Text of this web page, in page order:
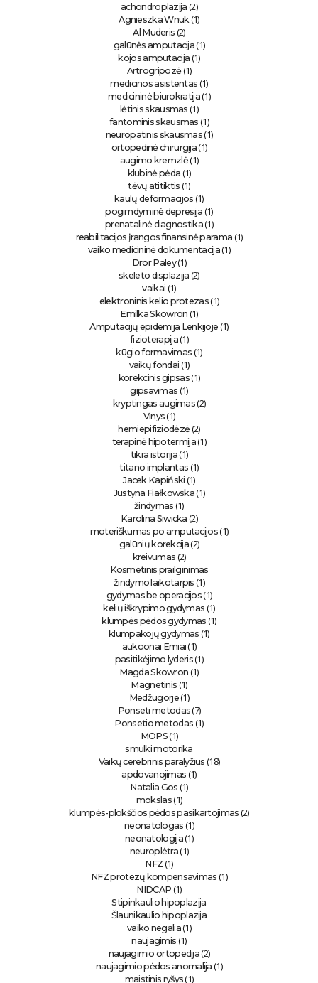
achondroplazija (2)
Agnieszka Wnuk(1)
Al Muderis (2)
galūnės amputacija (1)
kojos amputacija (1)
Artrogripozė(1)
medicinos asistentas (1)
medicininė biurokratija(1)
lėtinis skausmas (1)
fantominis skausmas (1)
neuropatinis skausmas (1)
ortopedinė chirurgija (1)
augimo kremzlė(1)
klubinė pėda (1)
tėvų atitiktis (1)
kaulų deformacijos (1)
pogimdyminė depresija (1)
prenatalinė diagnostika(1)
reabilitacijos įrangos finansinė parama (1)
vaiko medicininė dokumentacija(1)
Dror Paley(1)
skeleto displazija (2)
vaikai (1)
elektroninis kelio protezas(1)
Emilka Skowron (1)
Amputacijų epidemija Lenkijoje (1)
fizioterapija(1)
kūgio formavimas (1)
vaikų fondai (1)
korekcinis gipsas(1)
gipsavimas (1)
kryptingas augimas (2)
Vinys (1)
hemiepifiziodėzė(2)
terapinė hipotermija(1)
tikra istorija (1)
titano implantas (1)
Jacek Kapiński (1)
Justyna Fiałkowska (1)
žindymas (1)
Karolina Siwicka (2)
moteriškumas po amputacijos(1)
galūnių korekcija(2)
kreivumas (2)
Kosmetinis prailginimas
žindymo laikotarpis (1)
gydymas be operacijos (1)
kelių iškrypimo gydymas (1)
klumpės pėdos gydymas (1)
klumpakojų gydymas (1)
aukcionai Emiai (1)
pasitikėjimo lyderis(1)
Magda Skowron (1)
Magnetinis (1)
Medžugorje(1)
Ponseti metodas (7)
Ponsetio metodas (1)
MOPS (1)
smulki motorika
Vaikų cerebrinis paralyžius (18)
apdovanojimas (1)
Natalia Gos (1)
mokslas(1)
klumpės-plokščios pėdos pasikartojimas (2)
neonatologas (1)
neonatologija(1)
neuroplėtra (1)
NFZ (1)
NFZ protezų kompensavimas (1)
NIDCAP (1)
Stipinkaulio hipoplazija
Šlaunikaulio hipoplazija
vaiko negalia(1)
naujagimis (1)
naujagimio ortopedija (2)
naujagimio pėdos anomalija (1)
maistinis ryšys (1)